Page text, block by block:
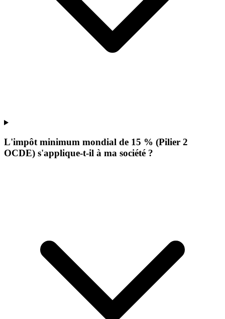
L'impôt minimum mondial de 15 % (Pilier 2
OCDE) s'applique-t-il à ma société ?